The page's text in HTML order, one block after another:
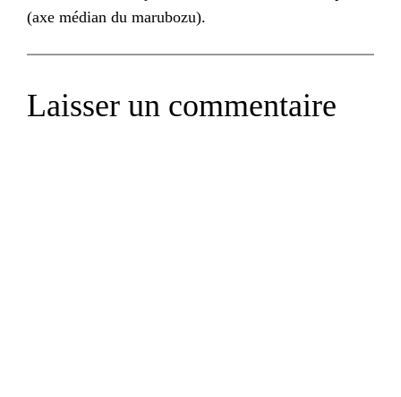
(axe médian du marubozu).
Laisser un commentaire